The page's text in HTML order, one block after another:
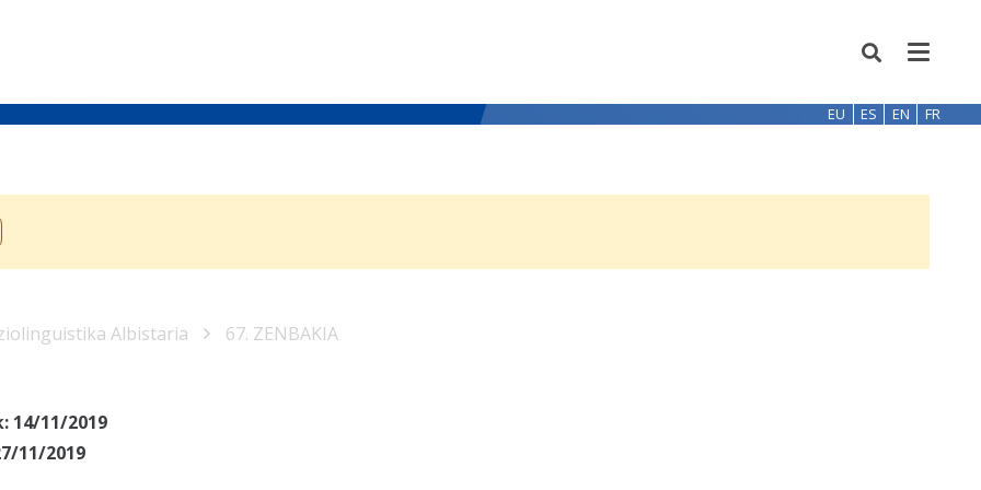
EU ES EN FR
Albistaria 67. ZENBAKIA
14/11/2019
11/2019